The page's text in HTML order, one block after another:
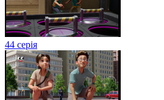
44 серія